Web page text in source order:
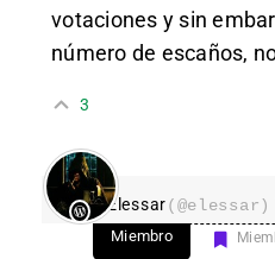
votaciones y sin
número de escaños,
3
Elessar(@elessar)
Miembro